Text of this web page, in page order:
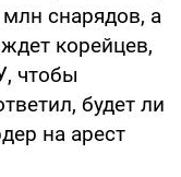
снарядов, а
корейцев,
чтобы
будет ли
на арест